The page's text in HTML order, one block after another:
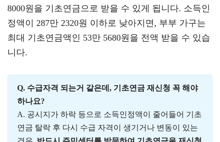
8000원을 기초연금으로 받을 수 있게 됩니다. 소득인
정액이 287만 2320원 이하로 낮아지면, 부부 가구는
최대 기초연금액인 53만 5680원을 전액 받을 수 있습
니다.
Q. 수급자격 되는거 같은데, 기초연금 재신청 꼭 해야
하나요?
A. 공시지가 하락 등으로 소득인정액이 줄어들어 기초
연금 탈락 후 다시 수급 자격이 생기거나 변동이 있는